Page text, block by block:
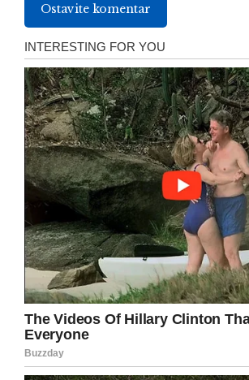
Ostavite komentar